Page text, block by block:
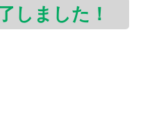
しました！